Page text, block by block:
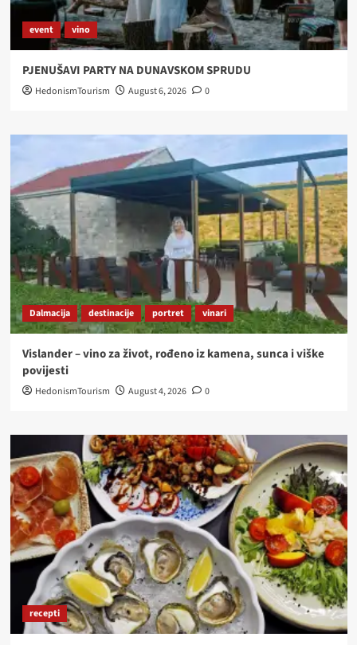
event vino
PJENUŠAVI PARTY NA DUNAVSKOM SPRUDU
HedonismTourism August 6, 2026 0
Dalmacija destinacije portret vinari
Vislander – vino za život, rođeno iz kamena, sunca i viške
povijesti
HedonismTourism August 4, 2026 0
recepti